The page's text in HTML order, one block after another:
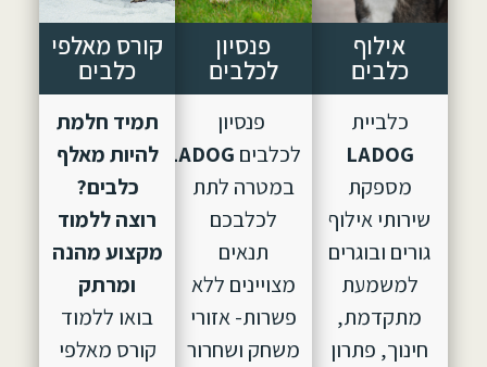
אילוף
כלבים
כלביית
LADOG
מספקת
שירותי אילוף
גורים ובוגרים
למשמעת
מתקדמת,
חינוך, פתרון
פנסיון
לכלבים
פנסיון
לכלבים LADOG, הוקם
במטרה לתת
לכלבכם
תנאים
מצויינים ללא
פשרות- אזורי
משחק ושחרור
קורס מאלפי
כלבים
תמיד חלמת
להיות מאלף
כלבים?
רוצה ללמוד
מקצוע מהנה
ומרתק
בואו ללמוד
קורס מאלפי